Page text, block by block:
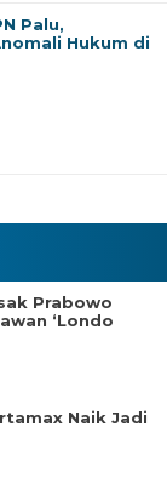
Prabowo
‘Londo
Naik Jadi
Palu,
Hukum di